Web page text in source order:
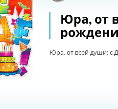
Юра, от
Юра, от всей души: с